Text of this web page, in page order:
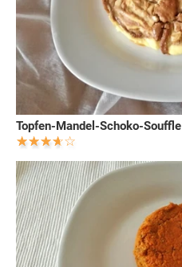
Topfen-Mandel-Schoko-Souffle